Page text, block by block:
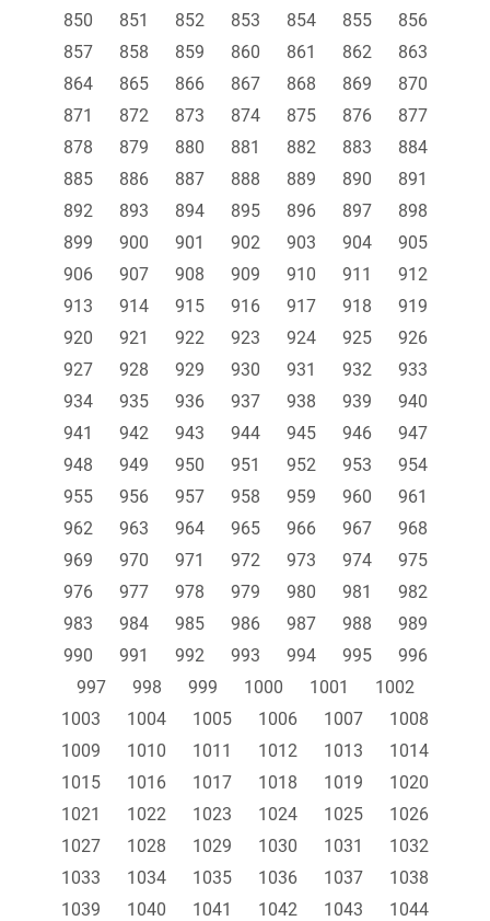
850
851 852 853 854 855
856
857
858 859 860 861 862
863
864
865 866 867 868 869
870
871
872 873 874 875 876
877
878
879 880 881 882 883
884
885
886 887 888 889 890
891
892
893 894 895 896 897
898
899
900 901 902 903 904
905
906
907 908 909 910 911
912
913
914 915 916 917 918
919
920
921 922 923 924 925
926
927
928 929 930 931 932
933
934
935 936 937 938 939
940
941
942 943 944 945 946
947
948
949 950 951 952 953
954
955
956 957 958 959 960
961
962
963 964 965 966 967
968
969
970 971 972 973 974
975
976
977 978 979 980 981
982
983
984 985 986 987 988
989
990
991 992 993 994 995
996
997
998 999 1000 1001
1002
1003
1004 1005 1006 1007
1008
1009
1010 1011 1012 1013
1014
1015
1016 1017 1018 1019
1020
1021
1022 1023 1024 1025
1026
1027
1028 1029 1030 1031
1032
1033
1034 1035 1036 1037
1038
1039
1040 1041 1042 1043
1044